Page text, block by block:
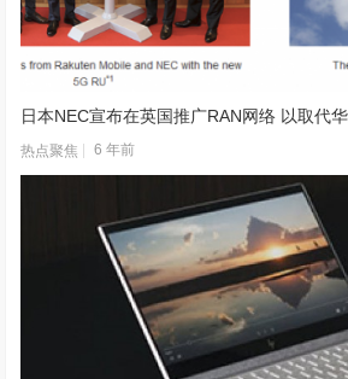
日本NEC宣布在英国推广RAN网络 以取代
热点聚焦 6 年前